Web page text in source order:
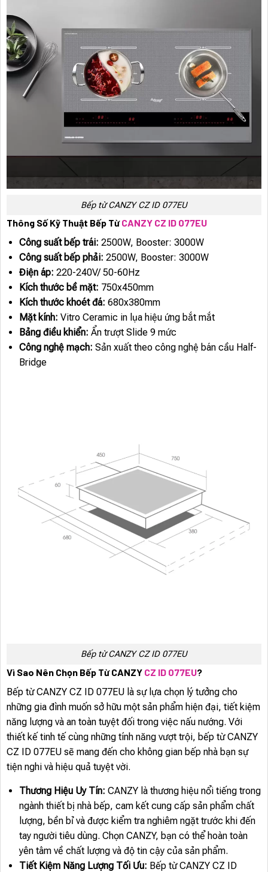
Bếp từ CANZY CZ ID 077EU
Thông Số Kỹ Thuật Bếp TừCANZY CZ ID 077EU
Công suất bếp trái: 2500W, Booster: 3000W
Công suất bếp phải: 2500W, Booster: 3000W
Điện áp: 220-240V/ 50-60Hz
Kích thước bề mặt: 750x450mm
Kích thước khoét đá: 680x380mm
Mặt kính: Vitro Ceramic in lụa hiệu ứng bắt mắt
Bảng điều khiển: Ẩn trượt Slide 9 mức
Công nghệ mạch: Sản xuất theo công nghệ bán cầu Half-
Bridge
Bếp từ CANZY CZ ID 077EU
Vì Sao Nên Chọn Bếp Từ CANZY CZ ID 077EU?
Bếp từ CANZY CZ ID 077EU là sự lựa chọn lý tưởng cho
những gia đình muốn sở hữu một sản phẩm hiện đại, tiết kiệm
năng lượng và an toàn tuyệt đối trong việc nấu nướng. Với
thiết kế tinh tế cùng những tính năng vượt trội, bếp từ CANZY
CZ ID 077EU sẽ mang đến cho không gian bếp nhà bạn sự
tiện nghi và hiệu quả tuyệt vời.
Thương Hiệu Uy Tín: CANZY là thương hiệu nổi tiếng trong
ngành thiết bị nhà bếp, cam kết cung cấp sản phẩm chất
lượng, bền bỉ và được kiểm tra nghiêm ngặt trước khi đến
tay người tiêu dùng. Chọn CANZY, bạn có thể hoàn toàn
yên tâm về chất lượng và độ tin cậy của sản phẩm.
Tiết Kiệm Năng Lượng Tối Ưu: Bếp từ CANZY CZ ID